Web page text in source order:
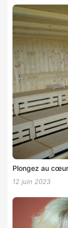
Plongez au
12 juin 2023